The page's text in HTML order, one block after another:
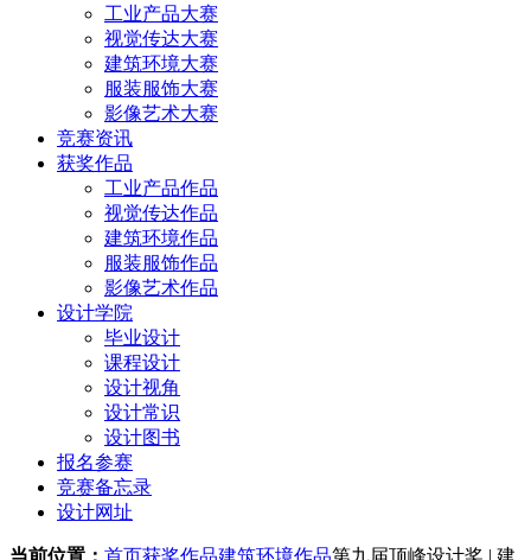
工业产品大赛
视觉传达大赛
建筑环境大赛
服装服饰大赛
影像艺术大赛
竞赛资讯
获奖作品
工业产品作品
视觉传达作品
建筑环境作品
服装服饰作品
影像艺术作品
设计学院
毕业设计
课程设计
设计视角
设计常识
设计图书
报名参赛
竞赛备忘录
设计网址
当前位置： 首页获奖作品建筑环境作品第九届顶峰设计奖 | 建